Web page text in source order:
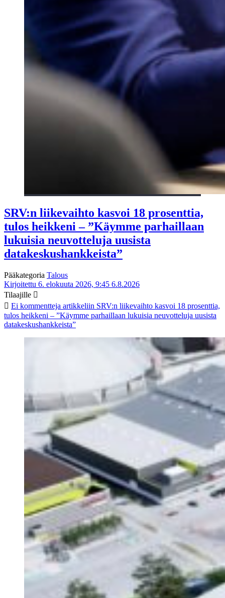
SRV:n liikevaihto kasvoi 18 prosenttia,
tulos heikkeni – ”Käymme parhaillaan
lukuisia neuvotteluja uusista
datakeskushankkeista”
Pääkategoria Talous
Kirjoitettu 6. elokuuta 2026, 9:45 6.8.2026
Tilaajille
Ei kommentteja artikkeliin SRV:n liikevaihto kasvoi 18 prosenttia,
tulos heikkeni – ”Käymme parhaillaan lukuisia neuvotteluja uusista
datakeskushankkeista”